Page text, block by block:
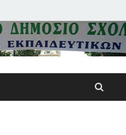
Α΄
Αθηνών